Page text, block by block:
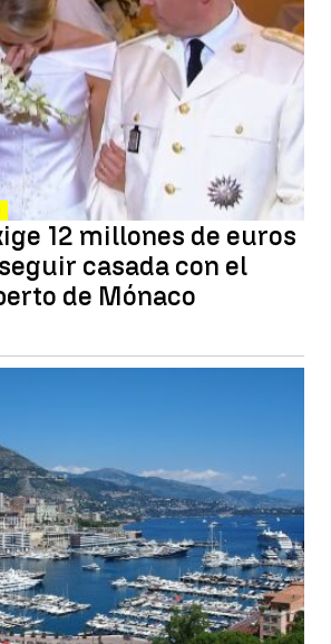
12 millones de euros
casada con el
de Mónaco